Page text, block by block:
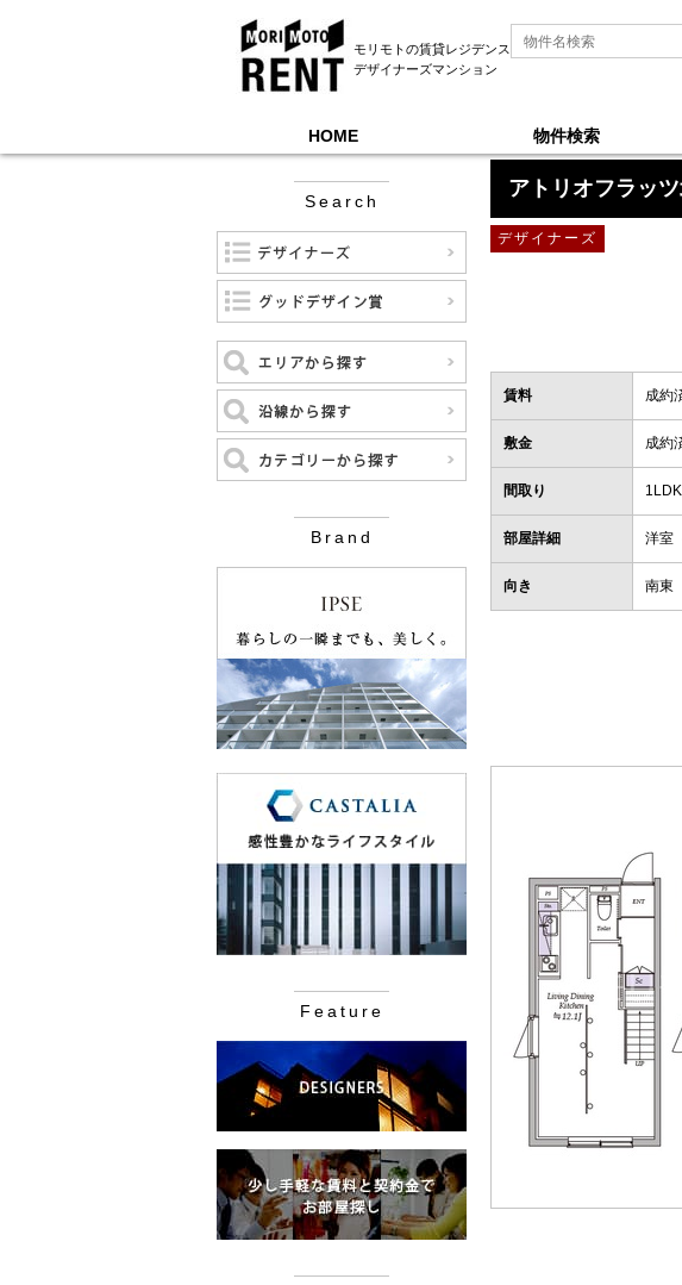
モリモトの賃貸レジデンス
デザイナーズマンション
HOME 物件検索
モリモトレントTOP ＞ アトリオフラッツ北千住サウス ＞ 5階
アトリオフラッ
デザイナーズ
賃料 成約
敷金 成約
間取り 1LDK
部屋詳細 洋室
向き 南東
Search
Brand
Feature